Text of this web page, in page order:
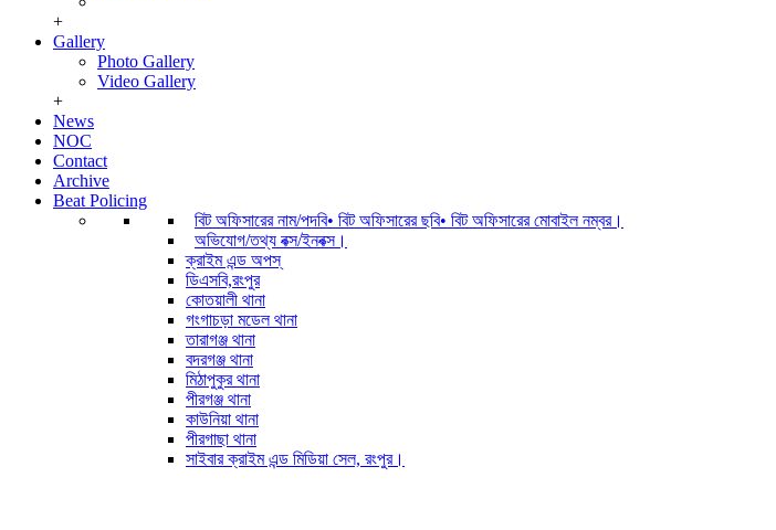
+
Gallery
Photo Gallery
Video Gallery
+
News
NOC
Contact
Archive
Beat Policing
বিট অফিসারের নাম/পদবি• বিট অফিসারের ছবি• বিট অফিসারের মোবাইল নম্বর।
অভিযোগ/তথ্য বক্স/ইনবক্স।
ক্রাইম এন্ড অপস্
ডিএসবি,রংপুর
কোতয়ালী থানা
গংগাচড়া মডেল থানা
তারাগঞ্জ থানা
বদরগঞ্জ থানা
মিঠাপুকুর থানা
পীরগঞ্জ থানা
কাউনিয়া থানা
পীরগাছা থানা
সাইবার ক্রাইম এন্ড মিডিয়া সেল, রংপুর।